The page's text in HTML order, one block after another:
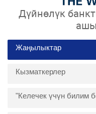
Дүйнөлүк
Жаңылыктар
Кызматкерлер
"Келечек үчүн билим